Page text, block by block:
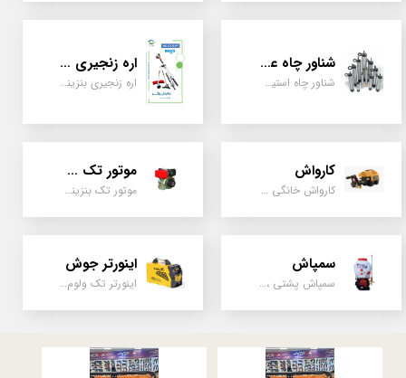
شناور چاه عمیق
شناور چاه استیل ، تک فاز و سه فاز، یک اینچ به بالا
اره زنجیری / علفتراش
اره زنجیری بنزینی ، علفتراش دو زمانه و چهار زمانه ، دوشی و پشتی
کارواش
کارواش خانگی و صنعتی و نیمه صنعتی
موتور تک سیلندر
موتور تک بنزینی ، دیزلی، کارتینگی ، تیلری
سمپاش
سمپاش پشتی ، زمبه ای ، فرغونی ، دستی ، موتوری
اینورتر جوش
اینورتر تک ولوم و دو ولوم امپر بالا